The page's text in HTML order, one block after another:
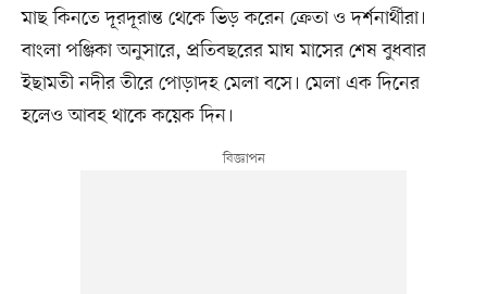
মাছ কিনতে দূরদূরান্ত থেকে ভিড় করেন ক্রেতা ও দর্শনার্থীরা।
বাংলা পঞ্জিকা অনুসারে, প্রতিবছরের মাঘ মাসের শেষ বুধবার
ইছামতী নদীর তীরে পোড়াদহ মেলা বসে। মেলা এক দিনের
হলেও আবহ থাকে কয়েক দিন।